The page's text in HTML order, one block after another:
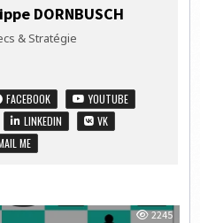
DORNBUSCH
& Stratégie
FACEBOOK
YOUTUBE
LINKEDIN
VK
ME
2245